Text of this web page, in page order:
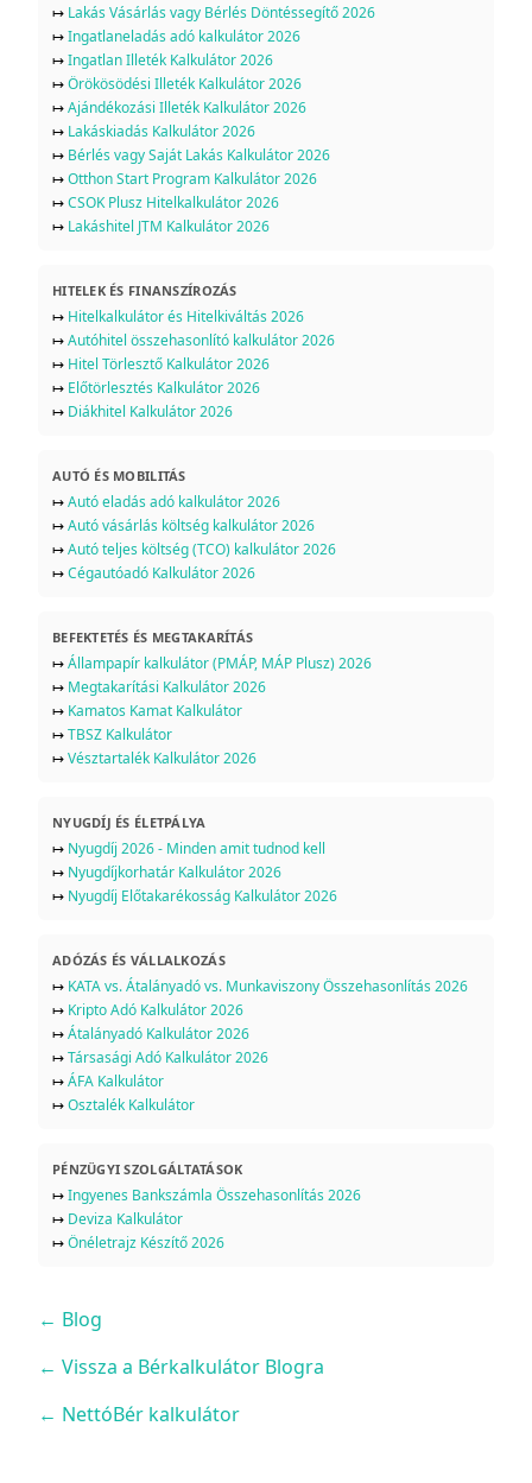
↦ Lakás Vásárlás vagy Bérlés Döntéssegítő 2026
↦Ingatlaneladás adó kalkulátor 2026
↦Ingatlan Illeték Kalkulátor 2026
↦Örökösödési Illeték Kalkulátor 2026
↦Ajándékozási Illeték Kalkulátor 2026
↦ Lakáskiadás Kalkulátor 2026
↦ Bérlés vagy Saját Lakás Kalkulátor 2026
↦Otthon Start Program Kalkulátor 2026
↦CSOK Plusz Hitelkalkulátor 2026
↦ Lakáshitel JTM Kalkulátor 2026
HITELEK ÉS FINANSZÍROZÁS
↦ Hitelkalkulátor és Hitelkiváltás 2026
↦Autóhitel összehasonlító kalkulátor 2026
↦ Hitel Törlesztő Kalkulátor 2026
↦ Előtörlesztés Kalkulátor 2026
↦ Diákhitel Kalkulátor 2026
AUTÓ ÉS MOBILITÁS
↦Autó eladás adó kalkulátor 2026
↦Autó vásárlás költség kalkulátor 2026
↦Autó teljes költség (TCO) kalkulátor 2026
↦Cégautóadó Kalkulátor 2026
BEFEKTETÉS ÉS MEGTAKARÍTÁS
↦Állampapír kalkulátor (PMÁP, MÁP Plusz) 2026
↦ Megtakarítási Kalkulátor 2026
↦ Kamatos Kamat Kalkulátor
↦TBSZ Kalkulátor
↦Vésztartalék Kalkulátor 2026
NYUGDÍJ ÉS ÉLETPÁLYA
↦ Nyugdíj 2026 - Minden amit tudnod kell
↦ Nyugdíjkorhatár Kalkulátor 2026
↦ Nyugdíj Előtakarékosság Kalkulátor 2026
ADÓZÁS ÉS VÁLLALKOZÁS
↦ KATA vs. Átalányadó vs. Munkaviszony Összehasonlítás 2026
↦ Kripto Adó Kalkulátor 2026
↦Átalányadó Kalkulátor 2026
↦Társasági Adó Kalkulátor 2026
↦ÁFA Kalkulátor
↦Osztalék Kalkulátor
PÉNZÜGYI SZOLGÁLTATÁSOK
↦Ingyenes Bankszámla Összehasonlítás 2026
↦ Deviza Kalkulátor
↦Önéletrajz Készítő 2026
← Blog
← Vissza a Bérkalkulátor Blogra
← NettóBér kalkulátor